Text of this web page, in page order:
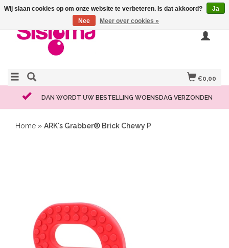
€0,00
DAN WORDT UW BESTELLING WOENSDAG VERZONDEN
Home » ARK's Grabber® Brick Chewy P
Wij slaan cookies op om onze website te verbeteren. Is dat akkoord?
Ja
Nee
Meer over cookies »